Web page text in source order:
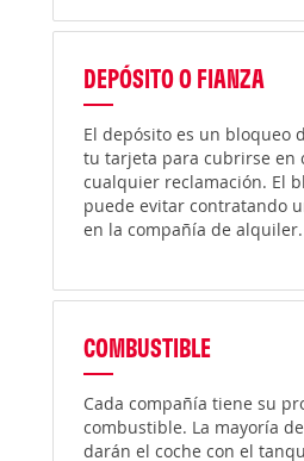
DEPÓSITO O FIANZA
El depósito es un bloqueo
tu tarjeta para cubrirse en
cualquier reclamación. El
puede evitar contratando
en la compañía de alquiler.
COMBUSTIBLE
Cada compañía tiene su
combustible. La mayoría
darán el coche con el